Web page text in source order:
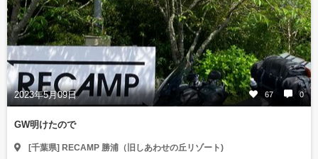
2023年5月09日 67 0
GW明けたので
[千葉県] RECAMP 勝浦（旧しあわせの丘リゾート)